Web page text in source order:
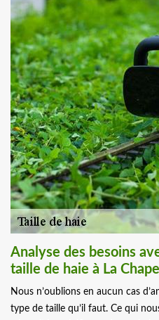
Analyse des besoins
taille de haie à La
Nous n’oublions en aucun cas
type de taille qu’il faut. Ce qui